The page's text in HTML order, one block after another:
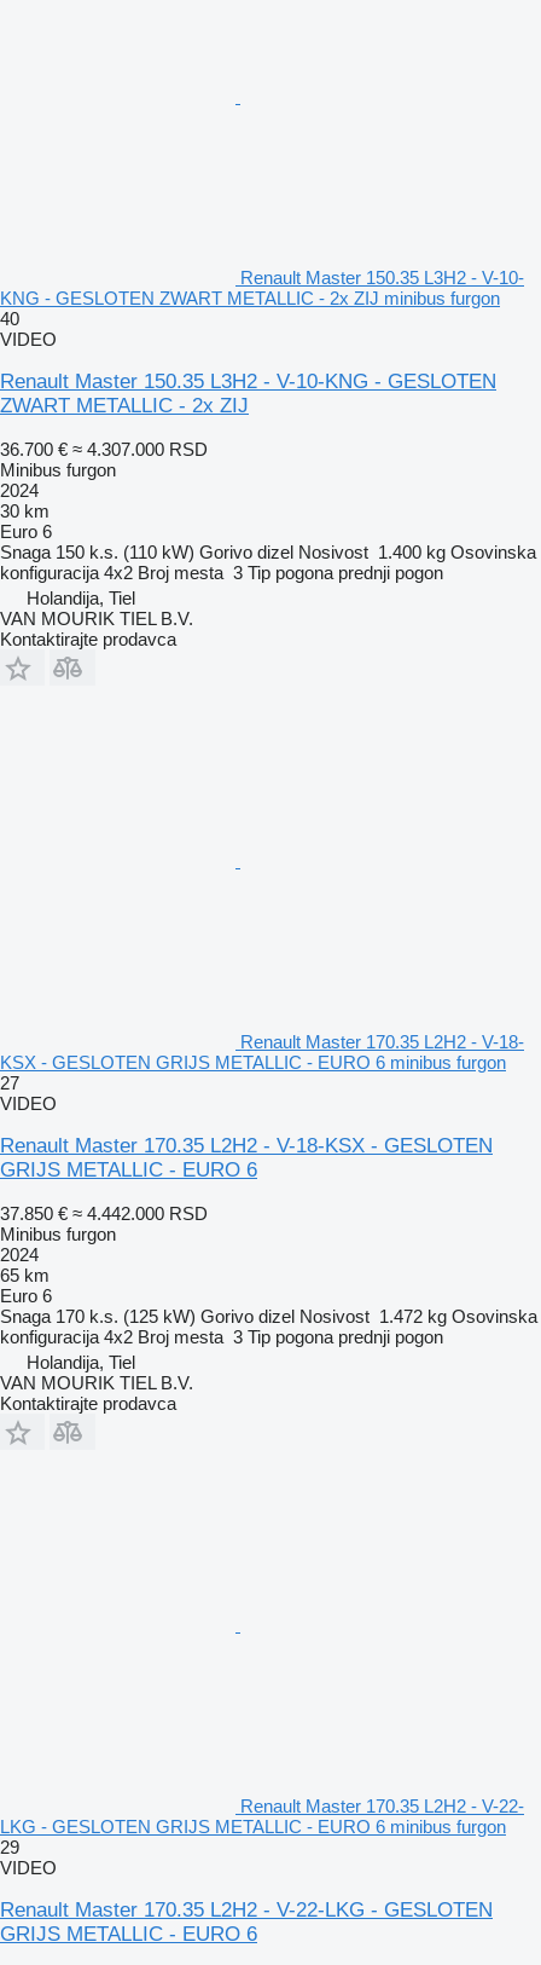
Renault Master 150.35 L3H2 - V-10-
KNG - GESLOTEN ZWART METALLIC - 2x ZIJ minibus furgon
40
VIDEO
Renault Master 150.35 L3H2 - V-10-KNG - GESLOTEN
ZWART METALLIC - 2x ZIJ
36.700 € ≈ 4.307.000 RSD
Minibus furgon
2024
30 km
Euro 6
Snaga 150 k.s. (110 kW) Gorivo dizel Nosivost 1.400 kg Osovinska
konfiguracija 4x2 Broj mesta 3 Tip pogona prednji pogon
Holandija, Tiel
VAN MOURIK TIEL B.V.
Kontaktirajte prodavca
Renault Master 170.35 L2H2 - V-18-
KSX - GESLOTEN GRIJS METALLIC - EURO 6 minibus furgon
27
VIDEO
Renault Master 170.35 L2H2 - V-18-KSX - GESLOTEN
GRIJS METALLIC - EURO 6
37.850 € ≈ 4.442.000 RSD
Minibus furgon
2024
65 km
Euro 6
Snaga 170 k.s. (125 kW) Gorivo dizel Nosivost 1.472 kg Osovinska
konfiguracija 4x2 Broj mesta 3 Tip pogona prednji pogon
Holandija, Tiel
VAN MOURIK TIEL B.V.
Kontaktirajte prodavca
Renault Master 170.35 L2H2 - V-22-
LKG - GESLOTEN GRIJS METALLIC - EURO 6 minibus furgon
29
VIDEO
Renault Master 170.35 L2H2 - V-22-LKG - GESLOTEN
GRIJS METALLIC - EURO 6